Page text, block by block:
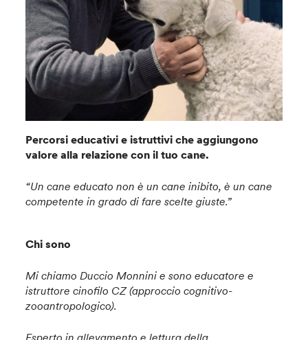
Percorsi educativi e istruttivi che aggiungono
valore alla relazione con il tuo cane.
“Un cane educato non è un cane inibito, è un cane
competente in grado di fare scelte giuste.”
Chi sono
Mi chiamo Duccio Monnini e sono educatore e
istruttore cinofilo CZ (approccio cognitivo-
zooantropologico).
Esperto in allevamento e lettura della